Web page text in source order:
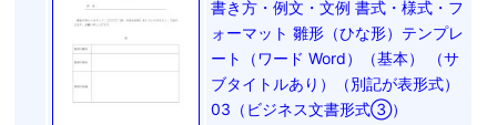
書き方・例文・文例 書式・様式・フ
ォーマット 雛形（ひな形）テンプレ
ート（ワード Word）（基本） （サ
ブタイトルあり）（別記が表形式）
03（ビジネス文書形式③）